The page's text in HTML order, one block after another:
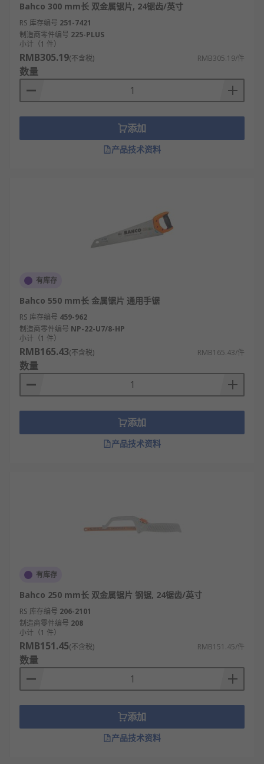
Bahco 300 mm长 双金属锯片, 24锯齿/英寸
RS 库存编号 251-7421
制造商零件编号 225-PLUS
小计（1 件）
RMB305.19(不含税) RMB305.19/件
数量
添加
产品技术资料
有库存
Bahco 550 mm长 金属锯片 通用手锯
RS 库存编号 459-962
制造商零件编号 NP-22-U7/8-HP
小计（1 件）
RMB165.43(不含税) RMB165.43/件
数量
添加
产品技术资料
有库存
Bahco 250 mm长 双金属锯片 钢锯, 24锯齿/英寸
RS 库存编号 206-2101
制造商零件编号 208
小计（1 件）
RMB151.45(不含税) RMB151.45/件
数量
添加
产品技术资料